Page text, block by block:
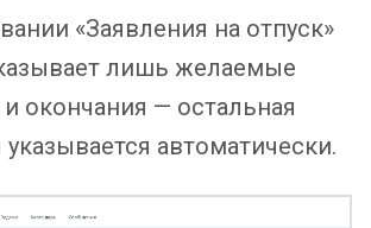
«Заявления на отпуск»
лишь желаемые
окончания — остальная
автоматически.